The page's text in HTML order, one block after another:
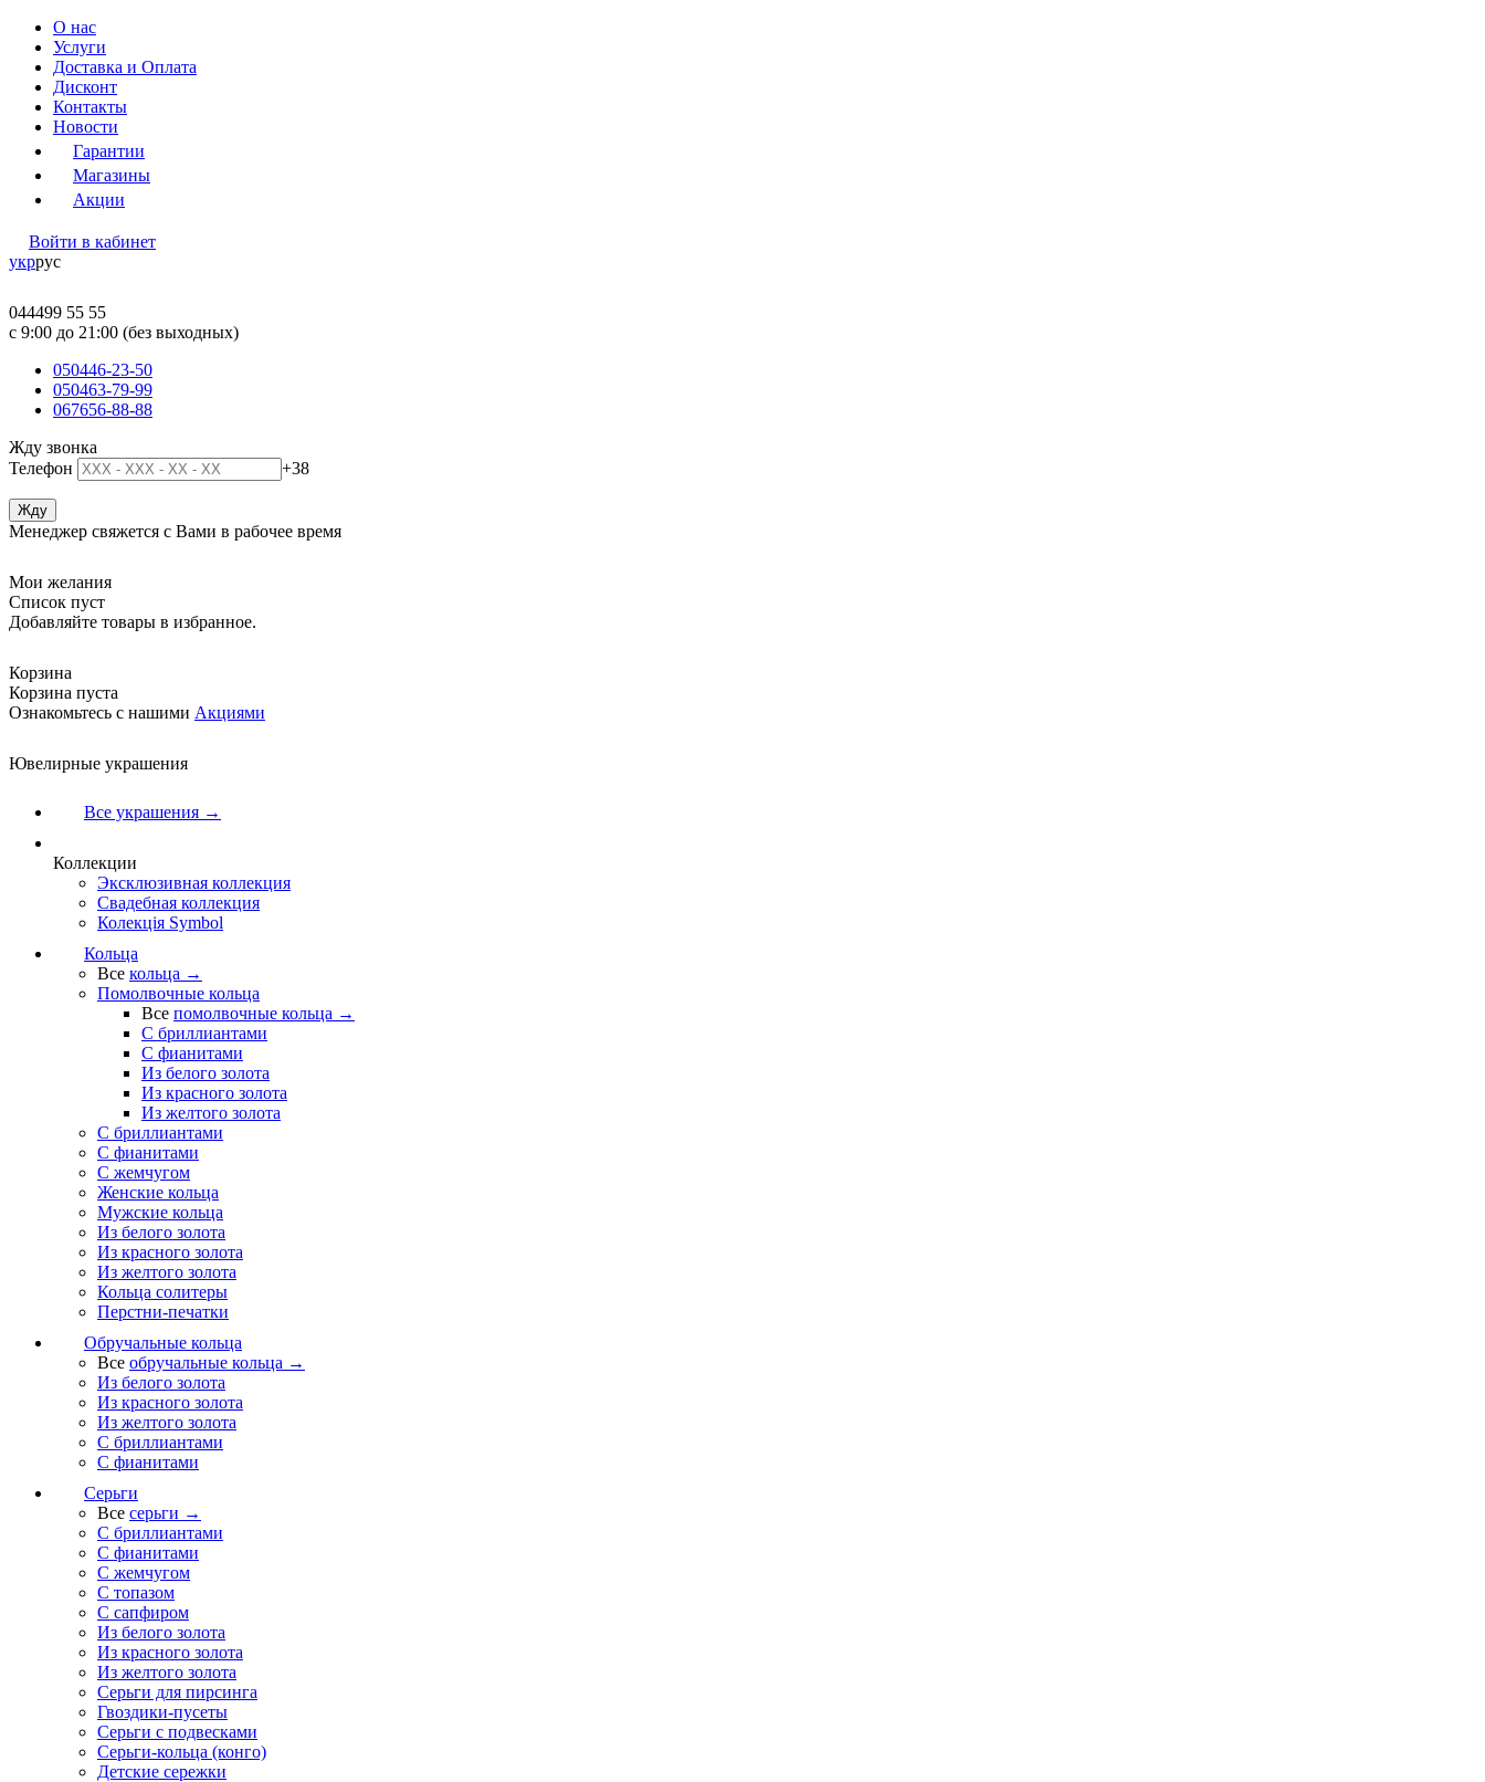
О нас
Услуги
Доставка и Оплата
Дисконт
Контакты
Новости
Гарантии
Магазины
Акции
Войти в кабинет
укррус
044499 55 55
c 9:00 до 21:00 (без выходных)
050446-23-50
050463-79-99
067656-88-88
Жду звонка
Телефон
+38
Менеджер свяжется с Вами в рабочее время
Мои желания
Список пуст
Добавляйте товары в избранное.
Корзина
Корзина пуста
Ознакомьтесь с нашими Акциями
Ювелирные украшения
Все украшения →
Коллекции
Эксклюзивная коллекция
Свадебная коллекция
Колекція Symbol
Кольца
Все кольца →
Помолвочные кольца
Все помолвочные кольца →
С бриллиантами
С фианитами
Из белого золота
Из красного золота
Из желтого золота
С бриллиантами
С фианитами
С жемчугом
Женские кольца
Мужские кольца
Из белого золота
Из красного золота
Из желтого золота
Кольца солитеры
Перстни-печатки
Обручальные кольца
Все обручальные кольца →
Из белого золота
Из красного золота
Из желтого золота
С бриллиантами
С фианитами
Серьги
Все серьги →
С бриллиантами
С фианитами
С жемчугом
С топазом
С сапфиром
Из белого золота
Из красного золота
Из желтого золота
Серьги для пирсинга
Гвоздики-пусеты
Серьги с подвесками
Серьги-кольца (конго)
Детские сережки